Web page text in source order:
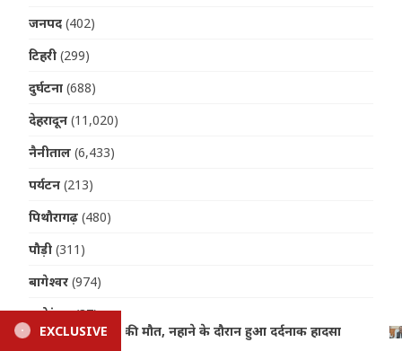
जनपद (402)
टिहरी (299)
दुर्घटना (688)
देहरादून (11,020)
नैनीताल (6,433)
पर्यटन (213)
पिथौरागढ़ (480)
पौड़ी (311)
बागेश्वर (974)
मनोरंजन(37)
EXCLUSIVENainital News: जिले भर में 8 से 16 अगस्त तक चलेगा विशेष